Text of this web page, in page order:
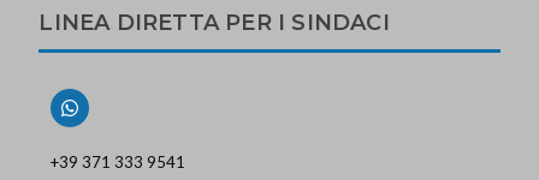
LINEA DIRETTA PER I SINDACI
+39 371 333 9541